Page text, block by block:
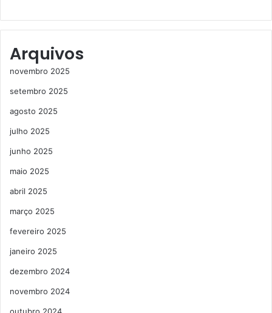
Arquivos
novembro 2025
setembro 2025
agosto 2025
julho 2025
junho 2025
maio 2025
abril 2025
março 2025
fevereiro 2025
janeiro 2025
dezembro 2024
novembro 2024
outubro 2024